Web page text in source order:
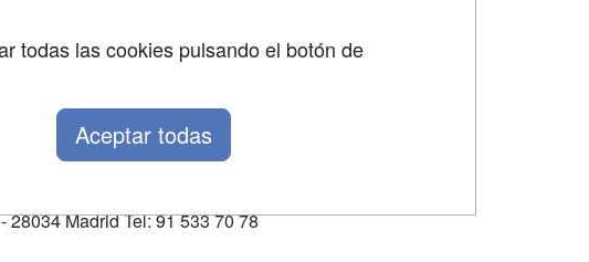
Madrid Tel: 91 533 70 78
todas las cookies pulsando el botón de
Aceptar todas